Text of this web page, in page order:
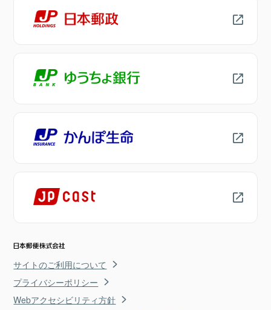
サイトのご利用について
プライバシーポリシー
Webアクセシビリティ方針